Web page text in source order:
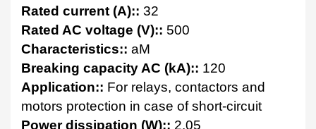
Rated current (A):: 32
Rated AC voltage (V):: 500
Characteristics:: aM
Breaking capacity AC (kA):: 120
Application:: For relays, contactors and
motors protection in case of short-circuit
Power dissipation (W):: 2,05